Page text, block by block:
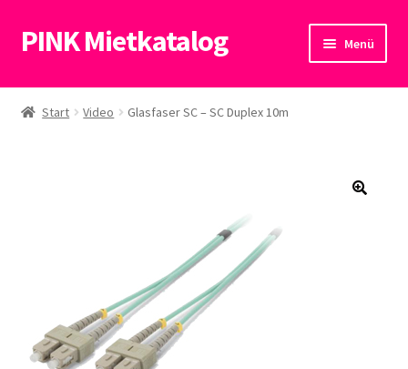
Zur
Navigation
Zum
Inhalt
PINK Mietkatalog Menü
Start
Start Video Glasfaser SC – SC Duplex 10m